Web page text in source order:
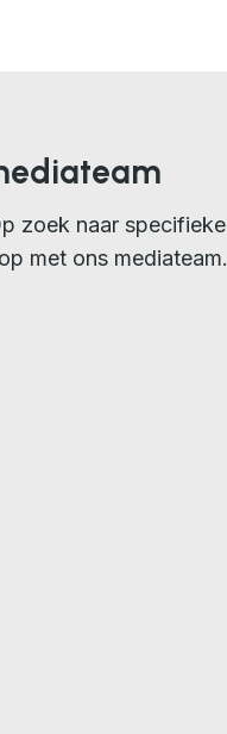
zoek naar specifieke
met ons mediateam.